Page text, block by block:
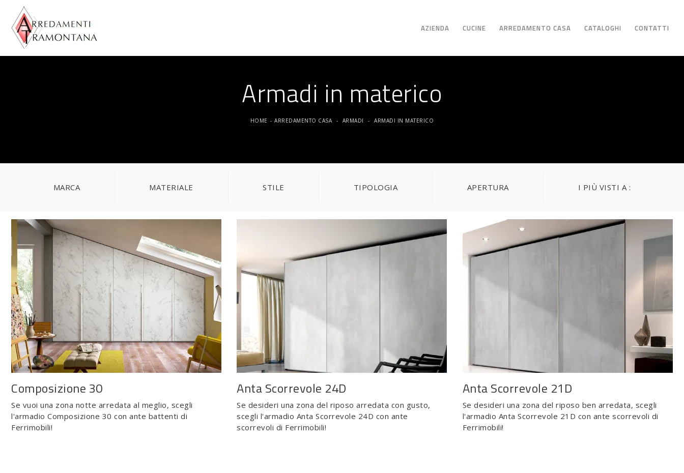
AZIENDA CUCINE ARREDAMENTO CASA CATALOGHI CONTATTI
Armadi in materico
HOME - ARREDAMENTO CASA - ARMADI - ARMADI IN MATERICO
MARCA MATERIALE STILE TIPOLOGIA APERTURA I PIÙ VISTI A :
Composizione 30
Se vuoi una zona notte arredata al meglio, scegli
l'armadio Composizione 30 con ante battenti di
Ferrimobili!
Anta Scorrevole 24D
Se desideri una zona del riposo arredata con gusto,
scegli l'armadio Anta Scorrevole 24D con ante
scorrevoli di Ferrimobili!
Anta Scorrevole 21D
Se desideri una zona del riposo ben arredata, scegli
l'armadio Anta Scorrevole 21D con ante scorrevoli di
Ferrimobili!